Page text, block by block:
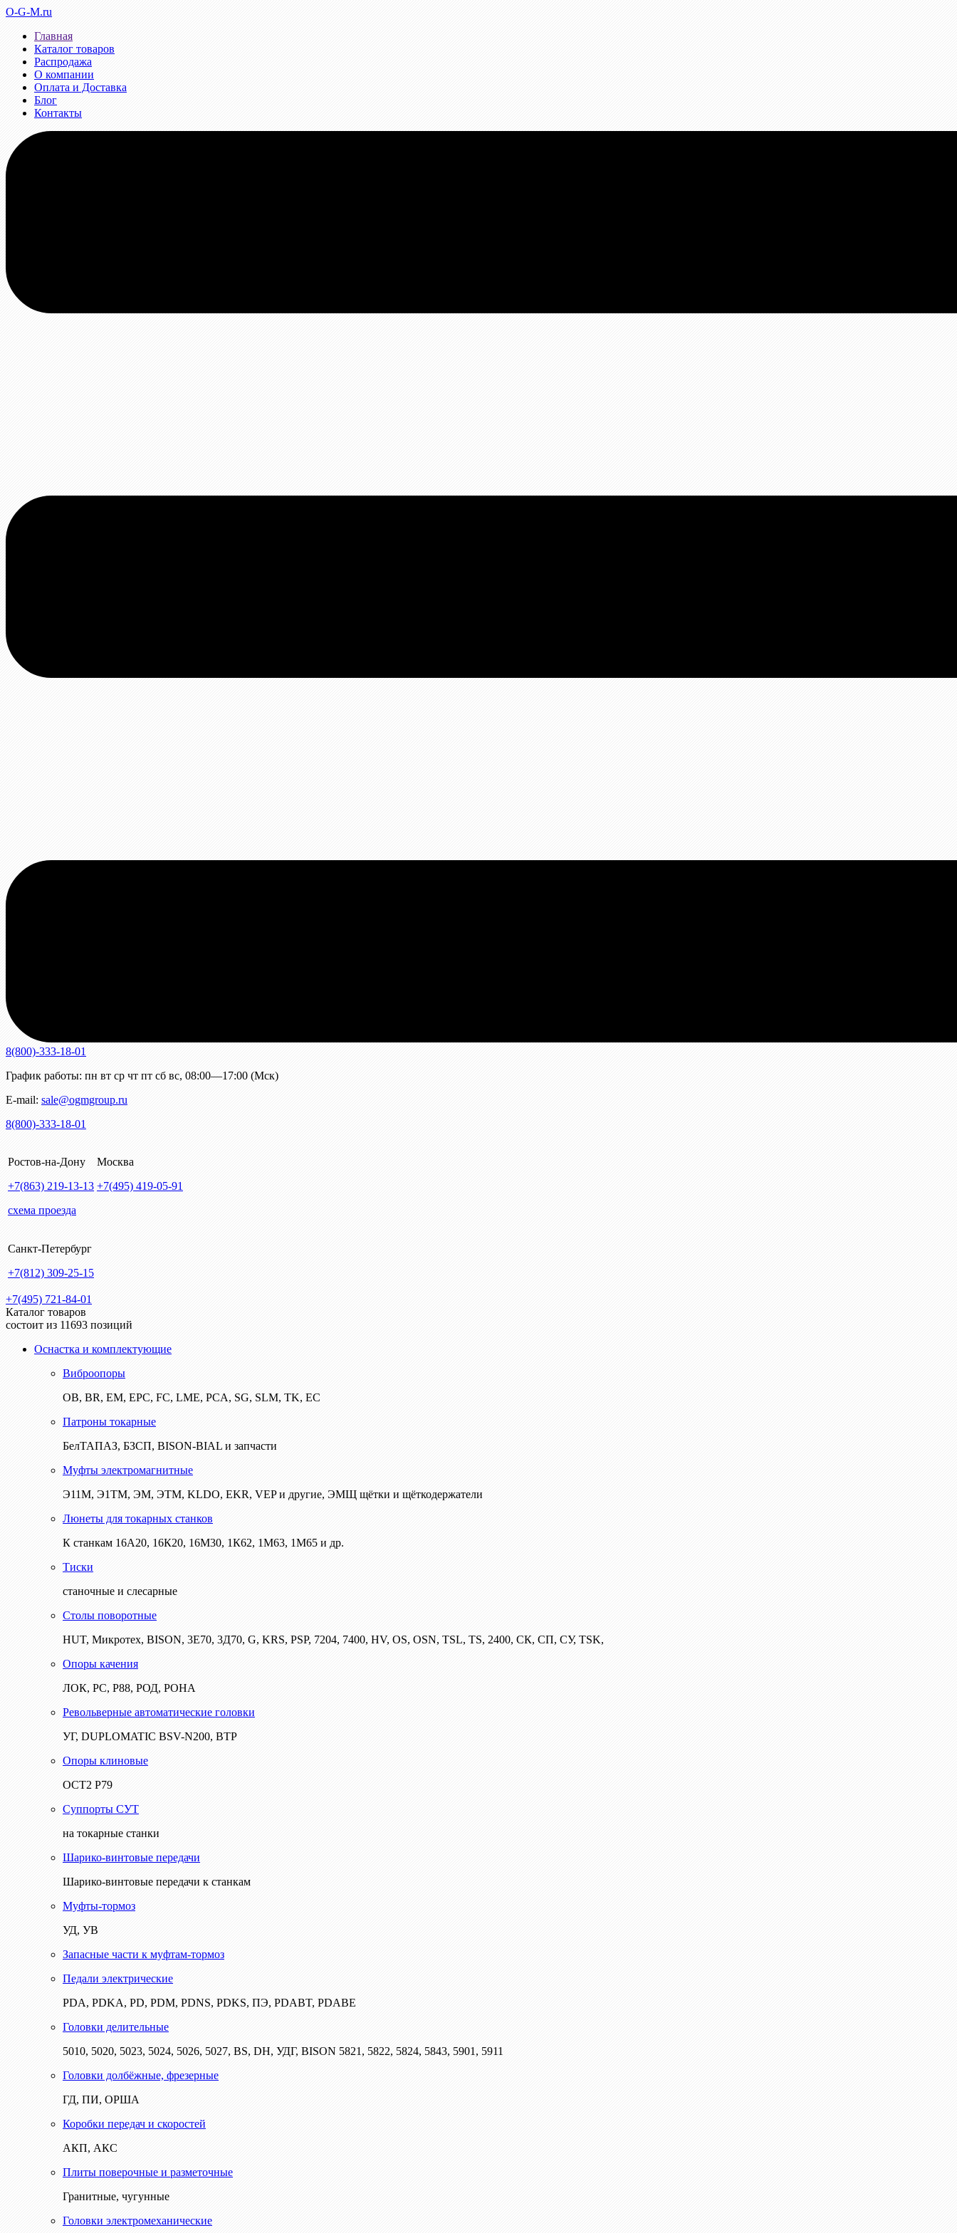
O-G-M.ru
Главная
Каталог товаров
Распродажа
О компании
Оплата и Доставка
Блог
Контакты
8(800)-333-18-01
График работы: пн вт ср чт пт сб вс, 08:00—17:00 (Мск)
E-mail: sale@ogmgroup.ru
8(800)-333-18-01
Ростов-на-Дону
+7(863) 219-13-13
схема проезда
Москва
+7(495) 419-05-91
Санкт-Петербург
+7(812) 309-25-15
+7(495) 721-84-01
Каталог товаров
состоит из 11693 позиций
Оснастка и комплектующие
Виброопоры
ОВ, BR, EM, EPC, FC, LME, PCA, SG, SLM, TK, EC
Патроны токарные
БелТАПАЗ, БЗСП, BISON-BIAL и запчасти
Муфты электромагнитные
Э11М, Э1ТМ, ЭМ, ЭТМ, KLDO, EKR, VEP и другие, ЭМЩ щётки и щёткодержатели
Люнеты для токарных станков
К станкам 16А20, 16К20, 16М30, 1К62, 1М63, 1М65 и др.
Тиски
станочные и слесарные
Столы поворотные
HUT, Микротех, BISON, 3Е70, 3Д70, G, KRS, PSP, 7204, 7400, HV, OS, OSN, TSL, TS, 2400, СК, СП, СУ, TSK,
Опоры качения
ЛОК, РС, Р88, РОД, РОНА
Револьверные автоматические головки
УГ, DUPLOMATIC BSV-N200, ВТР
Опоры клиновые
ОСТ2 Р79
Суппорты СУТ
на токарные станки
Шарико-винтовые передачи
Шарико-винтовые передачи к станкам
Муфты-тормоз
УД, УВ
Запасные части к муфтам-тормоз
Педали электрические
PDA, PDKA, PD, PDM, PDNS, PDKS, ПЭ, PDABT, PDABE
Головки делительные
5010, 5020, 5023, 5024, 5026, 5027, BS, DH, УДГ, BISON 5821, 5822, 5824, 5843, 5901, 5911
Головки долбёжные, фрезерные
ГД, ПИ, ОРША
Коробки передач и скоростей
АКП, АКС
Плиты поверочные и разметочные
Гранитные, чугунные
Головки электромеханические